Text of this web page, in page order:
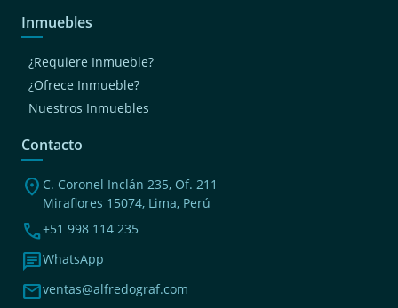
Inmuebles
¿Requiere Inmueble?
¿Ofrece Inmueble?
Nuestros Inmuebles
Contacto
location_on C. Coronel Inclán 235, Of. 211
Miraflores 15074, Lima, Perú
phone+51 998 114 235
chatWhatsApp
mailventas@alfredograf.com